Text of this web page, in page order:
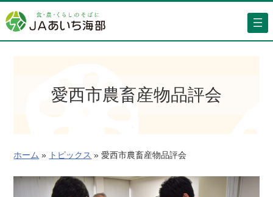
容
を
愛西市農畜産物品評会
ホーム » トピックス » 愛西市農畜産物品評会